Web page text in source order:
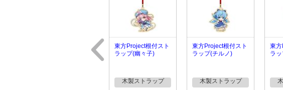
東方Project根付スト
ラップ(幽々子)
木製ストラップ
東方Project根付スト
ラップ(チルノ)
木製ストラップ
東方
ラ